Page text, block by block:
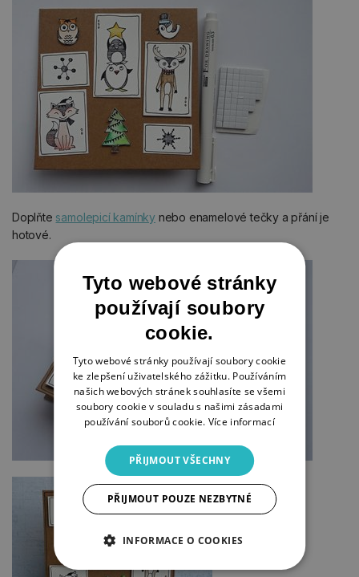
Doplňte samolepicí kamínky nebo enamelové tečky a přání je
hotové.
Tyto webové stránky
používají soubory
cookie.
Tyto webové stránky používají soubory cookie
ke zlepšení uživatelského zážitku. Používáním
našich webových stránek souhlasíte se všemi
soubory cookie v souladu s našimi zásadami
používání souborů cookie. Více informací
PŘIJMOUT VŠECHNY
PŘIJMOUT POUZE NEZBYTNÉ
INFORMACE O COOKIES